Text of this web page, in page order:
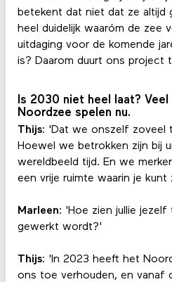
betekent dat niet dat ze altijd
heel duidelijk waaróm de zee
uitdaging voor de komende
is? Daarom duurt ons project
Is 2030 niet heel laat?
Noordzee spelen nu.
Thijs: 'Dat we onszelf zoveel
Hoewel we betrokken zijn bij
wereldbeeld tijd. En we
een vrije ruimte waarin je
Marleen: 'Hoe zien jullie
gewerkt wordt?'
Thijs: 'In 2023 heeft het
ons toe verhouden, en vanaf